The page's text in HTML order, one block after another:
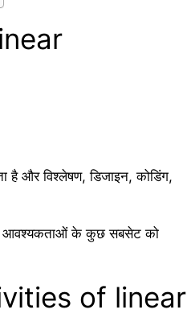
है और विश्लेषण, डिजाइन, कोडिंग,
आवश्यकताओं के कुछ सबसेट को
of linear